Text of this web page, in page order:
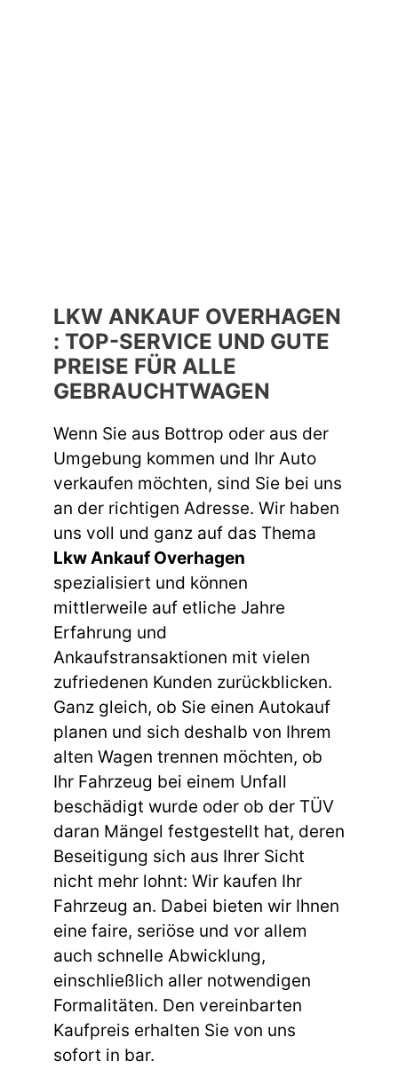
LKW ANKAUF OVERHAGEN
: TOP-SERVICE UND GUTE
PREISE FÜR ALLE
GEBRAUCHTWAGEN
Wenn Sie aus Bottrop oder aus der
Umgebung kommen und Ihr Auto
verkaufen möchten, sind Sie bei uns
an der richtigen Adresse. Wir haben
uns voll und ganz auf das Thema
Lkw Ankauf Overhagen
spezialisiert und können
mittlerweile auf etliche Jahre
Erfahrung und
Ankaufstransaktionen mit vielen
zufriedenen Kunden zurückblicken.
Ganz gleich, ob Sie einen Autokauf
planen und sich deshalb von Ihrem
alten Wagen trennen möchten, ob
Ihr Fahrzeug bei einem Unfall
beschädigt wurde oder ob der TÜV
daran Mängel festgestellt hat, deren
Beseitigung sich aus Ihrer Sicht
nicht mehr lohnt: Wir kaufen Ihr
Fahrzeug an. Dabei bieten wir Ihnen
eine faire, seriöse und vor allem
auch schnelle Abwicklung,
einschließlich aller notwendigen
Formalitäten. Den vereinbarten
Kaufpreis erhalten Sie von uns
sofort in bar.